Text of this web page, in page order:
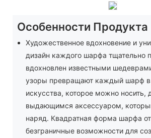
Особенности Продукта
Художественное вдохновение и
дизайн каждого шарфа тщательно
вдохновлен известными
узоры превращают каждый шарф в
искусства, которое можно носить,
выдающимся аксессуаром,
наряд. Квадратная форма шарфа
безграничные возможности для